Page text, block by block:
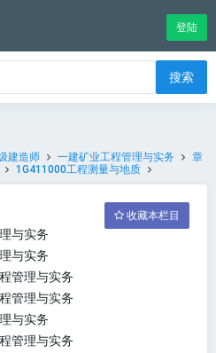
登陆
搜索
建造师 一建矿业工程管理与实务
章
1G411000工程测量与地质
收藏本栏目
与实务
与实务
管理与实务
管理与实务
与实务
管理与实务